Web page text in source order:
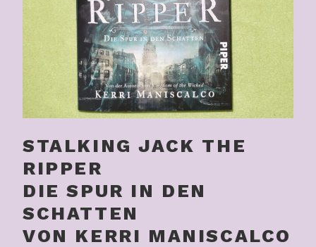
STALKING JACK THE
RIPPER
DIE SPUR IN DEN
SCHATTEN
VON KERRI MANISCALCO